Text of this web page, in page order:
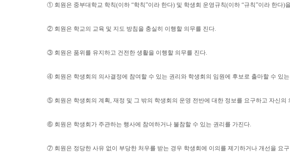
① 회원은 중부대학교 학칙(이하 “학칙”이라 한다) 및 학생회 운영규칙(이하 “규칙”이라 한다)
② 회원은 학교의 교육 및 지도 방침을 충실히 이행할 의무를 진다
③ 회원은 품위를 유지하고 건전한 생활을 이행할 의무를 진다
④ 회원은 학생회의 의사결정에 참여할 수 있는 권리와 학생회의 임원에 후보로 출마할 수 있
⑤ 회원은 학생회의 계획, 재정 및 그 밖의 학생회의 운영 전반에 대한 정보를 요구하고 자신
⑥ 회원은 학생회가 주관하는 행사에 참여하거나 불참할 수 있는 권리를 가진다.
⑦ 회원은 정당한 사유 없이 부당한 처우를 받는 경우 학생회에 이의를 제기하거나 개선을 요